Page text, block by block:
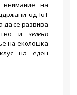
внимание на
од IoT
да се развива
и зелено
на еколошка
на еден